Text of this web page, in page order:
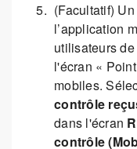
(Facultatif)
l’application
utilisateurs
l'écran «
mobiles.
contrôle
dans l'écran
contrôle